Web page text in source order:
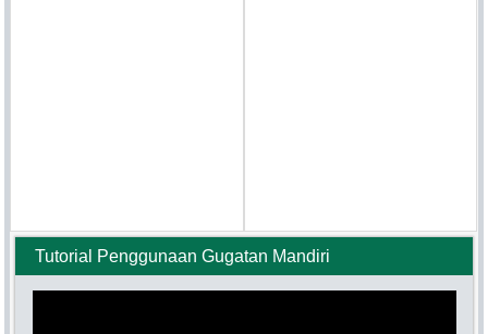
Tutorial Penggunaan Gugatan Mandiri